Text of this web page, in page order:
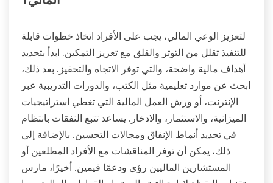
لتعزيز الوعي المالي، يجب على الأفراد اتخاذ خطوات قابلة
للتنفيذ تقلل من التوتر والقلق مع تعزيز التمكين. ابدأ بتحديد
أهداف مالية واضحة، والتي توفر الاتجاه والتحفيز. بعد ذلك،
ابحث عن موارد تعليمية مثل الكتب، والدورات التدريبية عبر
الإنترنت، أو ورش العمل المالية التي تغطي استراتيجيات
الميزانية، والاستثمار، والادخار. يساعد تتبع النفقات بانتظام
في تحديد أنماط الإنفاق ومجالات التحسين. بالإضافة إلى
ذلك، يمكن أن توفر المناقشات مع الأفراد المطلعين أو
المستشارين الماليين رؤى ودعمًا قيمين. أخيرًا، مارس